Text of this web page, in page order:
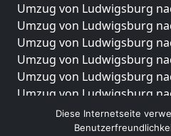
Umzug von Ludwigsburg
Umzug von Ludwigsburg
Umzug von Ludwigsburg
Umzug von Ludwigsburg
Umzug von Ludwigsburg
Umzug von Ludwigsburg
Umzug von Ludwigsburg
Umzug von Ludwigsburg
Diese Internetseite